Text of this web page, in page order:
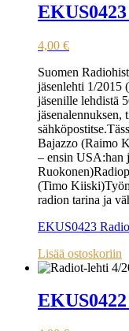
4,00 €
Suomen
jäsenlehti 1/2015
jäsenille lehdistä
jäsenalennuksen,
Bajazzo (Raimo
– ensin USA:han
(Timo
radion tarina ja
EKUS0423
Lisää ostoskoriin